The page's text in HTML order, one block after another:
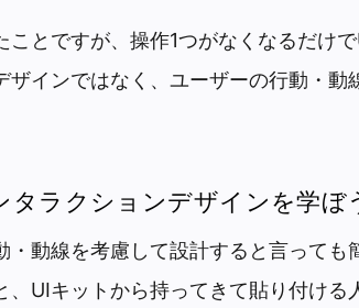
ことですが、操作1つがなくなるだけ
ザインではなく、ユーザーの行動・動
タラクションデザインを学ぼ
・動線を考慮して設計すると言っても
、UIキットから持ってきて貼り付け